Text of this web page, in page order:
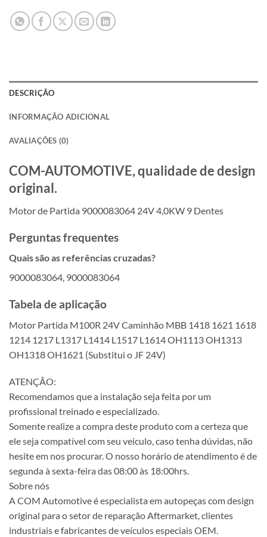
DESCRIÇÃO
INFORMAÇÃO ADICIONAL
AVALIAÇÕES (0)
COM-AUTOMOTIVE, qualidade de design
original.
Motor de Partida 9000083064 24V 4,0KW 9 Dentes
Perguntas frequentes
Quais são as referências cruzadas?
9000083064, 9000083064
Tabela de aplicação
Motor Partida M100R 24V Caminhão MBB 1418 1621 1618
1214 1217 L1317 L1414 L1517 L1614 OH1113 OH1313
OH1318 OH1621 (Substitui o JF 24V)
ATENÇÃO:
Recomendamos que a instalação seja feita por um
profissional treinado e especializado.
Somente realize a compra deste produto com a certeza que
ele seja compatível com seu veiculo, caso tenha dúvidas, não
hesite em nos procurar. O nosso horário de atendimento é de
segunda à sexta-feira das 08:00 às 18:00hrs.
Sobre nós
A COM Automotive é especialista em autopeças com design
original para o setor de reparação Aftermarket, clientes
industriais e fabricantes de veículos especiais OEM.